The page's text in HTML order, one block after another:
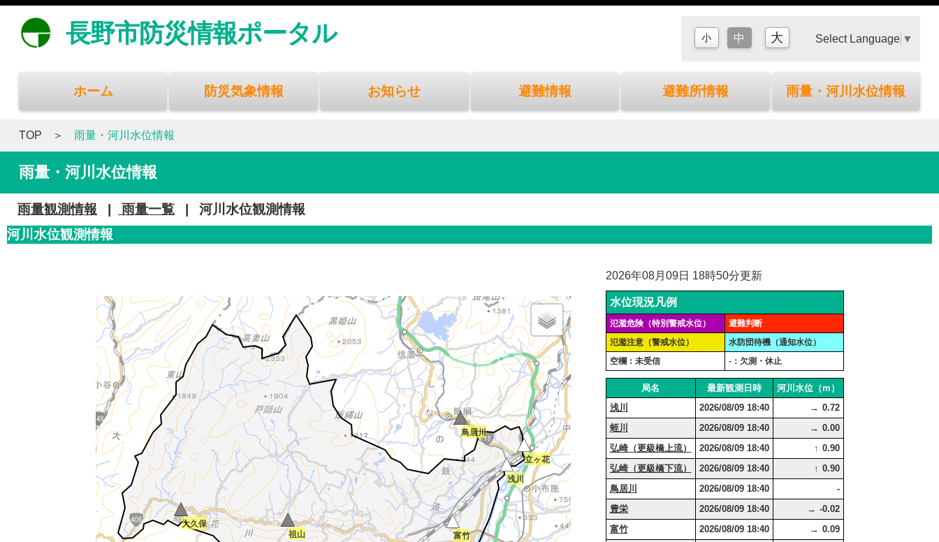
小 中 大 Select Language ▼
長野市防災情報ポータル
ホーム 防災気象情報 お知らせ 避難情報 避難所情報 雨量・河川水位情報
TOP 雨量・河川水位情報
雨量・河川水位情報
雨量観測情報 雨量一覧
河川水位観測情報
河川水位観測情報
浅川
鳥居川
富竹
祖山
大久保
立ヶ花
2026年08月09日 18時50分更新
水位現況凡例
氾濫危険（特別警戒水位）
避難判断
氾濫注意（警戒水位）
水防団待機（通知水位）
空欄：未受信
-：欠測・休止
局名 最新観測日時
河川水位（m）
浅川
2026/08/09 18:40 → 0.72
蛭川
2026/08/09 18:40 → 0.00
弘崎（更級橋上流）
2026/08/09 18:40 ↑ 0.90
弘崎（更級橋下流）
2026/08/09 18:40 ↑ 0.90
鳥居川
2026/08/09 18:40
-
豊栄
2026/08/09 18:40 → -0.02
富竹
2026/08/09 18:40 → 0.09